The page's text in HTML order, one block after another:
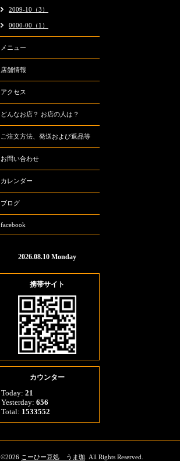
2009-10（3）
0000-00（1）
メニュー
店舗情報
アクセス
どんなお店？ お店の人は？
ご注文方法、発送および返品等
お問い合わせ
カレンダー
ブログ
facebook
2026.08.10 Monday
携帯サイト
カウンター
Today: 21
Yesterday: 656
Total: 1533552
©2026 こーひー豆処 うま珈 . All Rights Reserved.